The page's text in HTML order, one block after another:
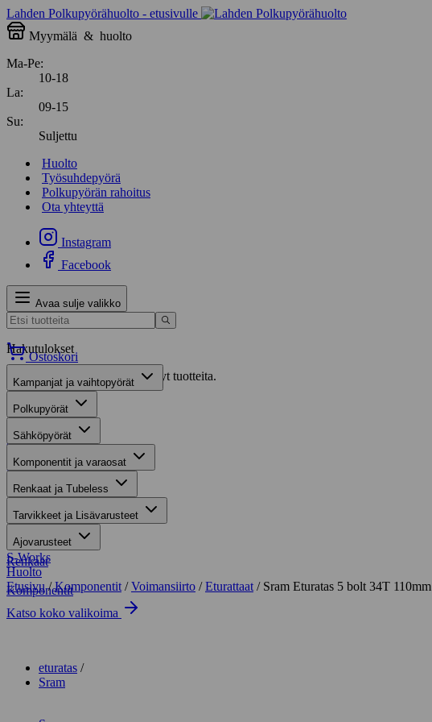
Lahden Polkupyörähuolto - etusivulle
Myymälä & huolto
Ma-Pe:
10-18
La:
09-15
Su:
Suljettu
Huolto
Työsuhdepyörä
Polkupyörän rahoitus
Ota yhteyttä
Instagram
Facebook
Avaa sulje valikko
Hakutulokset
Valitettavasti haullasi ei löytynyt tuotteita.
Suositut osastot
Gravel-pyörät
Maastosähköpyörät
Kaupunkisähköpyörät
Renkaat
Komponentit
Katso koko valikoima
Ostoskori
Kampanjat ja vaihtopyörät
Polkupyörät
Sähköpyörät
Komponentit ja varaosat
Renkaat ja Tubeless
Tarvikkeet ja Lisävarusteet
Ajovarusteet
S-Works
Huolto
Etusivu/Komponentit /Voimansiirto /Eturattaat / Sram Eturatas 5 bolt 34T 110mm
eturatas
Sram